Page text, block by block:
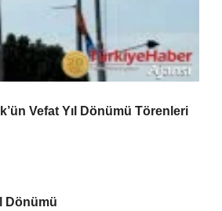
Vefat Yıl Dönümü Törenleri
Dönümü